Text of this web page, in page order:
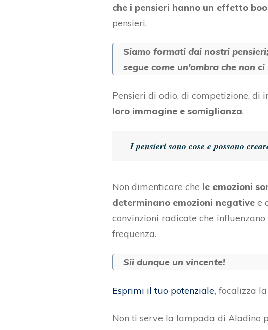
che i pensieri hanno un effetto
pensieri.
Siamo formati dai nostri
segue come un’ombra che non
Pensieri di odio, di competizione, di
loro immagine e somiglianza.
I pensieri sono cose e possono
Non dimenticare che le emozioni
determinano emozioni negative e
convinzioni radicate che
frequenza.
Sii dunque un vincente!
Esprimi il tuo potenziale, focalizza
Non ti serve la lampada di Aladino